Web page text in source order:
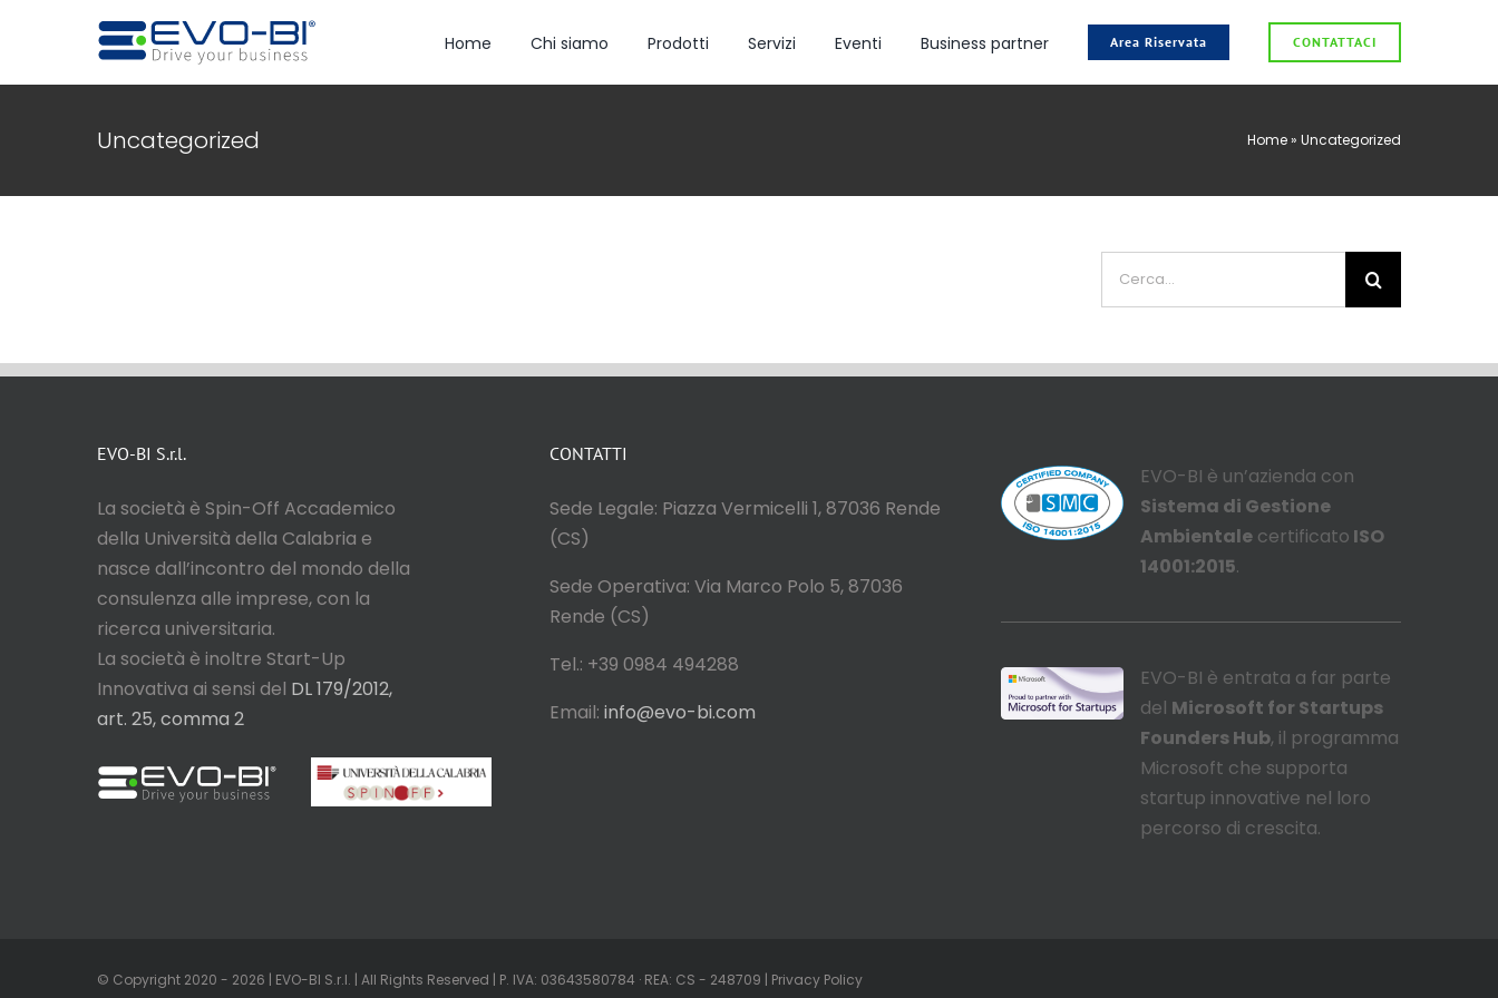
Home Chi siamo Prodotti Servizi Eventi Business partner Area Riservata CONTATTACI
Uncategorized Home» Uncategorized
EVO-BI S.r.l.
La società è Spin-Off Accademico
della Università della Calabria e
nasce dall’incontro del mondo della
consulenza alle imprese, con la
ricerca universitaria.
La società è inoltre Start-Up
Innovativa ai sensi del DL 179/2012,
art. 25, comma 2
CONTATTI
Sede Legale: Piazza Vermicelli 1,87036 Rende
(CS)
Sede Operativa: Via Marco Polo 5,87036
Rende (CS)
Tel.: +39 0984 494288
Email: info@evo-bi.com
EVO-BI è un’azienda con
Sistema di Gestione
Ambientalecertificato ISO
14001:2015.
EVO-BI è entrata a far parte
del Microsoft for Startups
Founders Hub, il programma
Microsoft che supporta
startup innovative nel loro
percorso di crescita.
© Copyright 2020 - 2026 | EVO-BI S.r.l. | All Rights Reserved | P. IVA: 03643580784 · REA: CS - 248709 | Privacy Policy